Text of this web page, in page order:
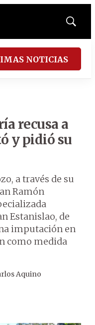
Mostrar
NOTICIAS
recusa a
y pidió su
a través de su
Ramón
Estanislao, de
imputación en
como medida
Aquino